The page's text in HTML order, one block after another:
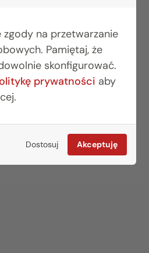
zgody na przetwarzanie
Pamiętaj, że
skonfigurować.
prywatności aby
Dostosuj Akceptuję